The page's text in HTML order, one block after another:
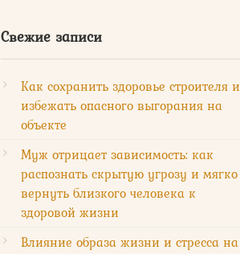
Свежие записи
Как сохранить здоровье строителя и
избежать опасного выгорания на
объекте
Муж отрицает зависимость: как
распознать скрытую угрозу и мягко
вернуть близкого человека к
здоровой жизни
Влияние образа жизни и стресса на